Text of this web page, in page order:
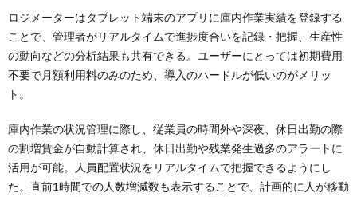
ロジメーターはタブレット端末のアプリに庫内作業実績を登録する
ことで、管理者がリアルタイムで進捗度合いを記録・把握、生産性
の動向などの分析結果も共有できる。ユーザーにとっては初期費用
不要で月額利用料のみのため、導入のハードルが低いのがメリッ
ト。
庫内作業の状況管理に際し、従業員の時間外や深夜、休日出勤の際
の割増賃金が自動計算され、休日出勤や残業発生過多のアラートに
活用が可能。人員配置状況をリアルタイムで把握できるようにし
た。直前1時間での人数増減数も表示することで、計画的に人が移動